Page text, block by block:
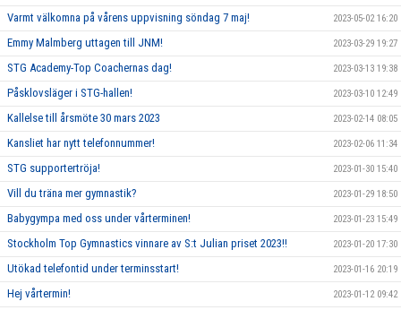
Varmt välkomna på vårens uppvisning söndag 7 maj! 2023-05-02 16:20
Emmy Malmberg uttagen till JNM! 2023-03-29 19:27
STG Academy-Top Coachernas dag! 2023-03-13 19:38
Påsklovsläger i STG-hallen! 2023-03-10 12:49
Kallelse till årsmöte 30 mars 2023 2023-02-14 08:05
Kansliet har nytt telefonnummer! 2023-02-06 11:34
STG supportertröja! 2023-01-30 15:40
Vill du träna mer gymnastik? 2023-01-29 18:50
Babygympa med oss under vårterminen! 2023-01-23 15:49
Stockholm Top Gymnastics vinnare av S:t Julian priset 2023!! 2023-01-20 17:30
Utökad telefontid under terminsstart! 2023-01-16 20:19
Hej vårtermin! 2023-01-12 09:42